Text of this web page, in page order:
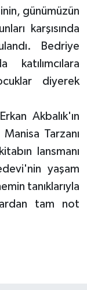
günümüzün
karşısında
Bedriye
katılımcılara
diyerek
Akbalık'ın
Tarzanı
lansmanı
yaşam
tanıklarıyla
tam not